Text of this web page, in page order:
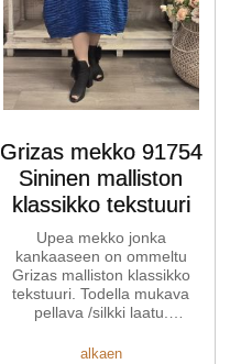
Grizas mekko 91754
Sininen malliston
klassikko tekstuuri
Upea mekko jonka
kankaaseen on ommeltu
Grizas malliston klassikko
tekstuuri. Todella mukava
pellava /silkki laatu.
joka kääntää katseita ...
alkaen